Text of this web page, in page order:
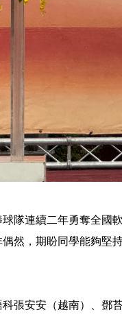
隊連續二年勇奪全國
然，期盼同學能夠堅
張安安（越南）、鄧